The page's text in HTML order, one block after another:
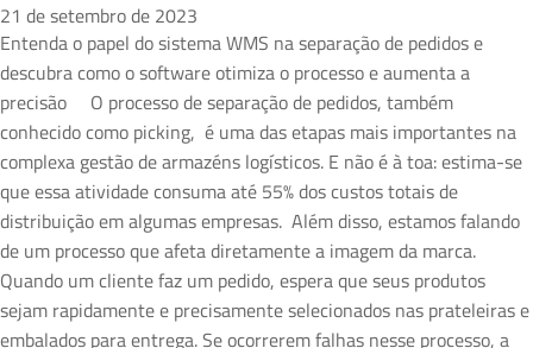
21 de setembro de 2023
Entenda o papel do sistema WMS na separação de pedidos e
descubra como o software otimiza o processo e aumenta a
precisão O processo de separação de pedidos, também
conhecido como picking, é uma das etapas mais importantes na
complexa gestão de armazéns logísticos. E não é à toa: estima-se
que essa atividade consuma até 55% dos custos totais de
distribuição em algumas empresas. Além disso, estamos falando
de um processo que afeta diretamente a imagem da marca.
Quando um cliente faz um pedido, espera que seus produtos
sejam rapidamente e precisamente selecionados nas prateleiras e
embalados para entrega. Se ocorrerem falhas nesse processo, a